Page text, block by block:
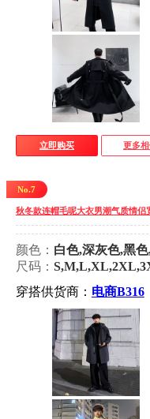
立即购买 更多
No.7
秋冬款连帽毛呢大衣男潮气质情侣
颜色： 白色,深灰色,黑色,咖啡色,黑色 加棉款,白色 加棉款,深灰色 加棉款,咖
尺码：
穿搭供货商： 电商B316